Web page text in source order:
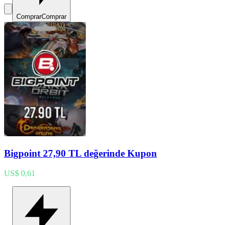
ComprarComprar
Bigpoint 27,90 TL değerinde Kupon
US$ 0,61